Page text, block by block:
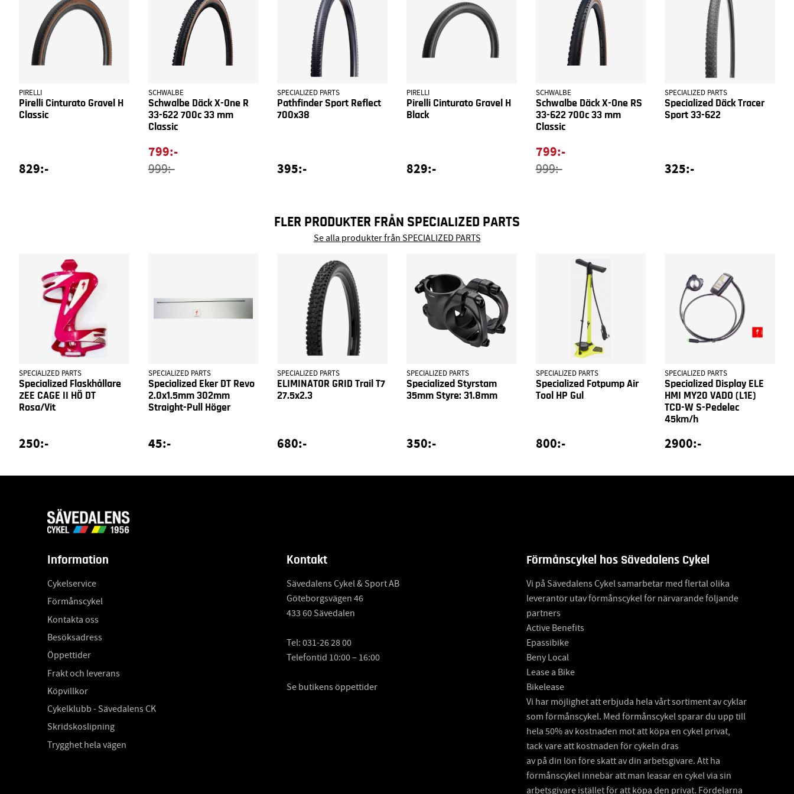
PIRELLI
Pirelli Cinturato Gravel H
Classic
829:-
SCHWALBE
Schwalbe Däck X-One R
33-622 700c 33 mm
Classic
799:-
999:-
SPECIALIZED PARTS
Pathfinder Sport Reflect
700x38
395:-
PIRELLI
Pirelli Cinturato Gravel H
Black
829:-
SCHWALBE
Schwalbe Däck X-One RS
33-622 700c 33 mm
Classic
799:-
999:-
SPECIALIZED PARTS
Specialized Däck Tracer
Sport 33-622
325:-
FLER PRODUKTER FRÅN SPECIALIZED PARTS
Se alla produkter från SPECIALIZED PARTS
SPECIALIZED PARTS
Specialized Flaskhållare
ZEE CAGE II HÖ DT
Rosa/Vit
250:-
SPECIALIZED PARTS
Specialized Eker DT Revo
2.0x1.5mm 302mm
Straight-Pull Höger
45:-
SPECIALIZED PARTS
ELIMINATOR GRID Trail T7
27.5x2.3
680:-
SPECIALIZED PARTS
Specialized Styrstam
35mm Styre: 31.8mm
350:-
SPECIALIZED PARTS
Specialized Fotpump Air
Tool HP Gul
800:-
SPECIALIZED PARTS
Specialized Display ELE
HMI MY20 VADO (L1E)
TCD-W S-Pedelec
45km/h
2900:-
Information
Cykelservice
Förmånscykel
Kontakta oss
Besöksadress
Öppettider
Frakt och leverans
Köpvillkor
Cykelklubb - Sävedalens CK
Skridskoslipning
Trygghet hela vägen
Kontakt
Sävedalens Cykel & Sport AB
Göteborgsvägen 46
433 60 Sävedalen
Tel:031-26 28 00
Telefontid 10:00 – 16:00
Se butikens öppettider
Förmånscykel hos Sävedalens Cykel
Vi på Sävedalens Cykel samarbetar med flertal olika
leverantör utav förmånscykel för närvarande följande
partners
Active Benefits
Epassibike
Beny Local
Lease a Bike
Bikelease
Vi har möjlighet att erbjuda hela vårt sortiment av cyklar
som förmånscykel. Med förmånscykel sparar du upp till
hela 50% av kostnaden mot att köpa en cykel privat,
tack vare att kostnaden för cykeln dras
av på din lön före skatt av din arbetsgivare. Att ha
förmånscykel innebär att man leasar en cykel via sin
arbetsgivare istället för att köpa den privat. Fördelarna